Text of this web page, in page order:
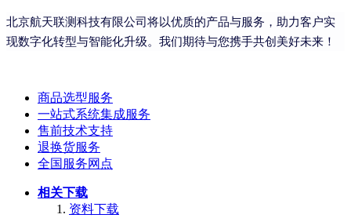
北京航天联测科技有限公司将以优质的产品与服务，助力客户实
现数字化转型与智能化升级。我们期待与您携手共创美好未来！
商品选型服务
一站式系统集成服务
售前技术支持
退换货服务
全国服务网点
相关下载
资料下载